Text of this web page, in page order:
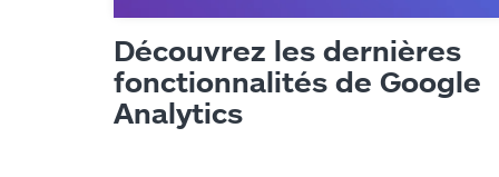
Découvrez les dernières
fonctionnalités de Google
Analytics